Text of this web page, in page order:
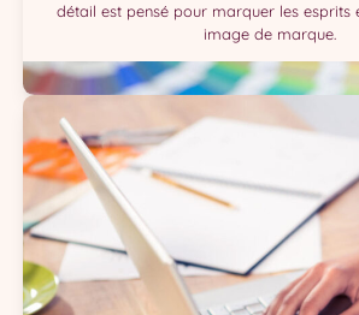
détail est pensé pour marquer les
image de marque.